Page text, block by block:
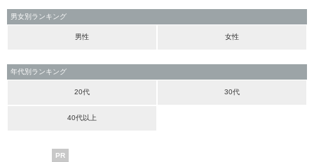
男女別ランキング
男性 女性
年代別ランキング
20代 30代
40代以上
PR